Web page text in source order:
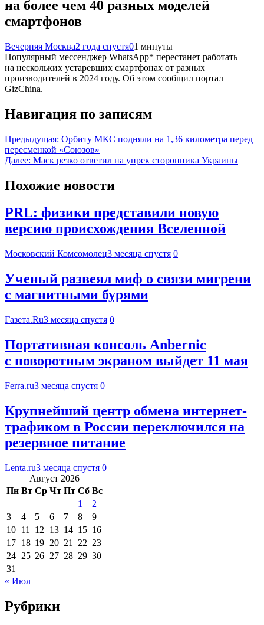
на более чем 40 разных моделей
смартфонов
Вечерняя Москва2 года спустя01 минуты
Популярный мессенджер WhatsApp* перестанет работать
на нескольких устаревших смартфонах от разных
производителей в 2024 году. Об этом сообщил портал
GizChina.
Навигация по записям
Предыдущая: Орбиту МКС подняли на 1,36 километра перед
пересменкой «Союзов»
Далее: Маск резко ответил на упрек сторонника Украины
Похожие новости
PRL: физики представили новую
версию происхождения Вселенной
Московский Комсомолец3 месяца спустя 0
Ученый развеял миф о связи мигрени
с магнитными бурями
Газета.Ru3 месяца спустя 0
Портативная консоль Anbernic
с поворотным экраном выйдет 11 мая
Ferra.ru3 месяца спустя 0
Крупнейший центр обмена интернет-
трафиком в России переключился на
резервное питание
Lenta.ru3 месяца спустя 0
Август 2026
Пн Вт Ср Чт Пт Сб Вс
1
2
3
4 5 6 7 8
9
10 11 12 13 14 15 16
17 18 19 20 21 22 23
24 25 26 27 28 29 30
31
« Июл
Рубрики